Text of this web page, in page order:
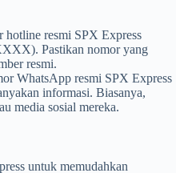
hotline resmi SPX Express
Pastikan nomor yang
resmi.
WhatsApp resmi SPX Express
informasi. Biasanya,
media sosial mereka.
untuk memudahkan